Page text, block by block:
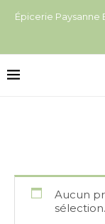
Épicerie Paysanne
Aucun
sélection.